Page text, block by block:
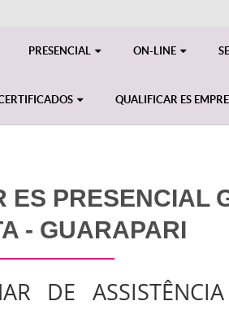
PRESENCIAL ON-LINE
QUALIFICAR ES
ES PRESENCIAL
- GUARAPARI
DE